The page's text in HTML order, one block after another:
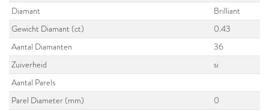
Diamant
Brilliant
Gewicht Diamant (ct)
0.43
Aantal Diamanten
36
Zuiverheid
si
Aantal Parels
Parel Diameter (mm)
0